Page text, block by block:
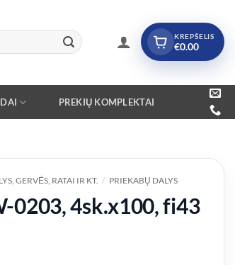
KREPŠELIS
€0.00
PREKIŲ KOMPLEKTAI
GERVĖS, RATAI IR KT. / PRIEKABŲ DALYS
0203, 4sk.x100, fi43